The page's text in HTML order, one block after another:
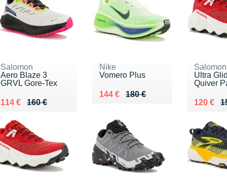
Salomon
Aero Blaze 3
GRVL Gore-Tex
160 €
Au lieu de 160 €
114 €
Vendu 114 €
Nike
Vomero Plus
180 €
Au lieu de 180 €
144 €
Vendu 144 €
Salomon
Ultra
Quiver
Au lieu
120 €
Vendu